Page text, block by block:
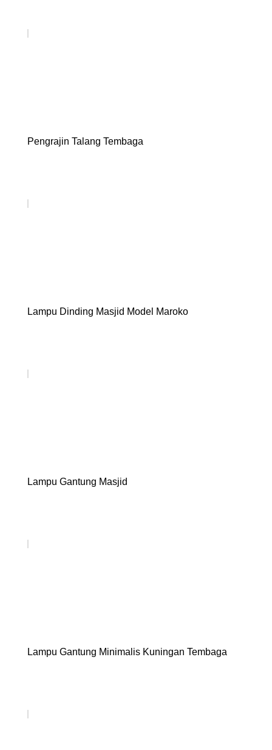
Pengrajin Talang Tembaga
Lampu Dinding Masjid Model Maroko
Lampu Gantung Masjid
Lampu Gantung Minimalis Kuningan Tembaga